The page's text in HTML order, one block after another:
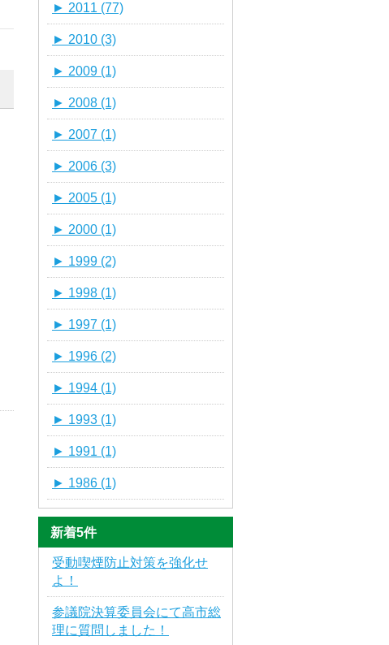
► 2011 (77)
► 2010 (3)
► 2009 (1)
► 2008 (1)
► 2007 (1)
► 2006 (3)
► 2005 (1)
► 2000 (1)
► 1999 (2)
► 1998 (1)
► 1997 (1)
► 1996 (2)
► 1994 (1)
► 1993 (1)
► 1991 (1)
► 1986 (1)
新着5件
受動喫煙防止対策を強化せ
よ！
参議院決算委員会にて高市総
理に質問しました！